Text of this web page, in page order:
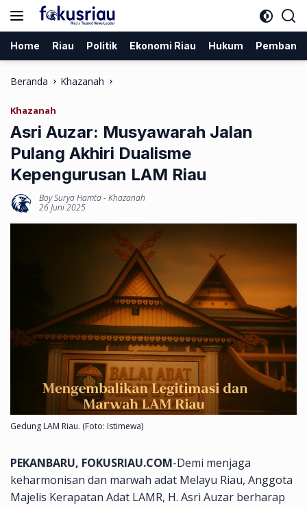
Langsung
Home Riau Politik Ekonomi Riau Hukum
Beranda Khazanah
Khazanah
Asri Auzar: Musyawarah Jalan
Pulang Akhiri Dualisme
Kepengurusan LAM Riau
Boy Surya Hamta-Khazanah
26 Juni 2025
Gedung LAM Riau. (Foto: Istimewa)
PEKANBARU, FOKUSRIAU.COM-Demi menjaga
keharmonisan dan marwah adat Melayu Riau, Anggota
Majelis Kerapatan Adat LAMR, H. Asri Auzar berharap